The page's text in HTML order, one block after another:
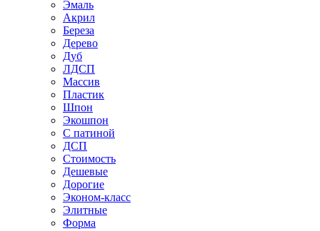
Эмаль
Акрил
Береза
Дерево
Дуб
ЛДСП
Массив
Пластик
Шпон
Экошпон
С патиной
ДСП
Стоимость
Дешевые
Дорогие
Эконом-класс
Элитные
Форма